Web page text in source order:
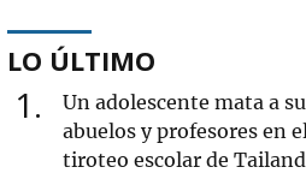
LO ÚLTIMO
1
Un adolescente mata a
abuelos y profesores en
tiroteo escolar de